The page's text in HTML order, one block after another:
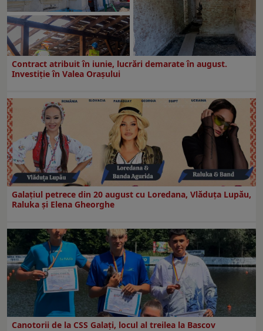
Contract atribuit în iunie, lucrări demarate în august.
Investiţie în Valea Oraşului
Galaţiul petrece din 20 august cu Loredana, Vlăduța Lupău,
Raluka și Elena Gheorghe
Canotorii de la CSS Galați, locul al treilea la Bascov